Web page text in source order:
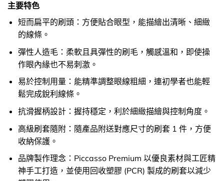
主要特色
短而扁平的刷頭：方便貼合眼型，能描繪出清晰、細緻
的線條。
彈性人造毛：柔軟且具彈性的刷毛，觸感溫和，即使操
作眼內緣也不易刺激。
易於控制用量：能精準調整眼線粗細，連初學者也能輕
鬆完成銳利線條。
抗滑握柄設計：握持穩定，利於細緻描繪與控制角度。
高級刷套隨附：隨產品附送對應尺寸的刷套 1 件，方便
收納保護。
品牌製作理念：Piccasso Premium 以優良素材與工匠精
神手工打造，並使用回收塑膠 (PCR) 製成的刷套以減少